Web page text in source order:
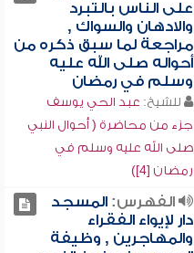
على الناس بالتبرد
والادهان والسواك ,
مراجعة لما سبق ذكره من
أحواله صلى الله عليه
وسلم في رمضان
للشيخ: عبد الحي يوسف
جزء من محاضرة ( أحوال النبي
صلى الله عليه وسلم في
رمضان [4])
الفهرس:المسجد
دار لإيواء الفقراء
والمهاجرين , وظيفة